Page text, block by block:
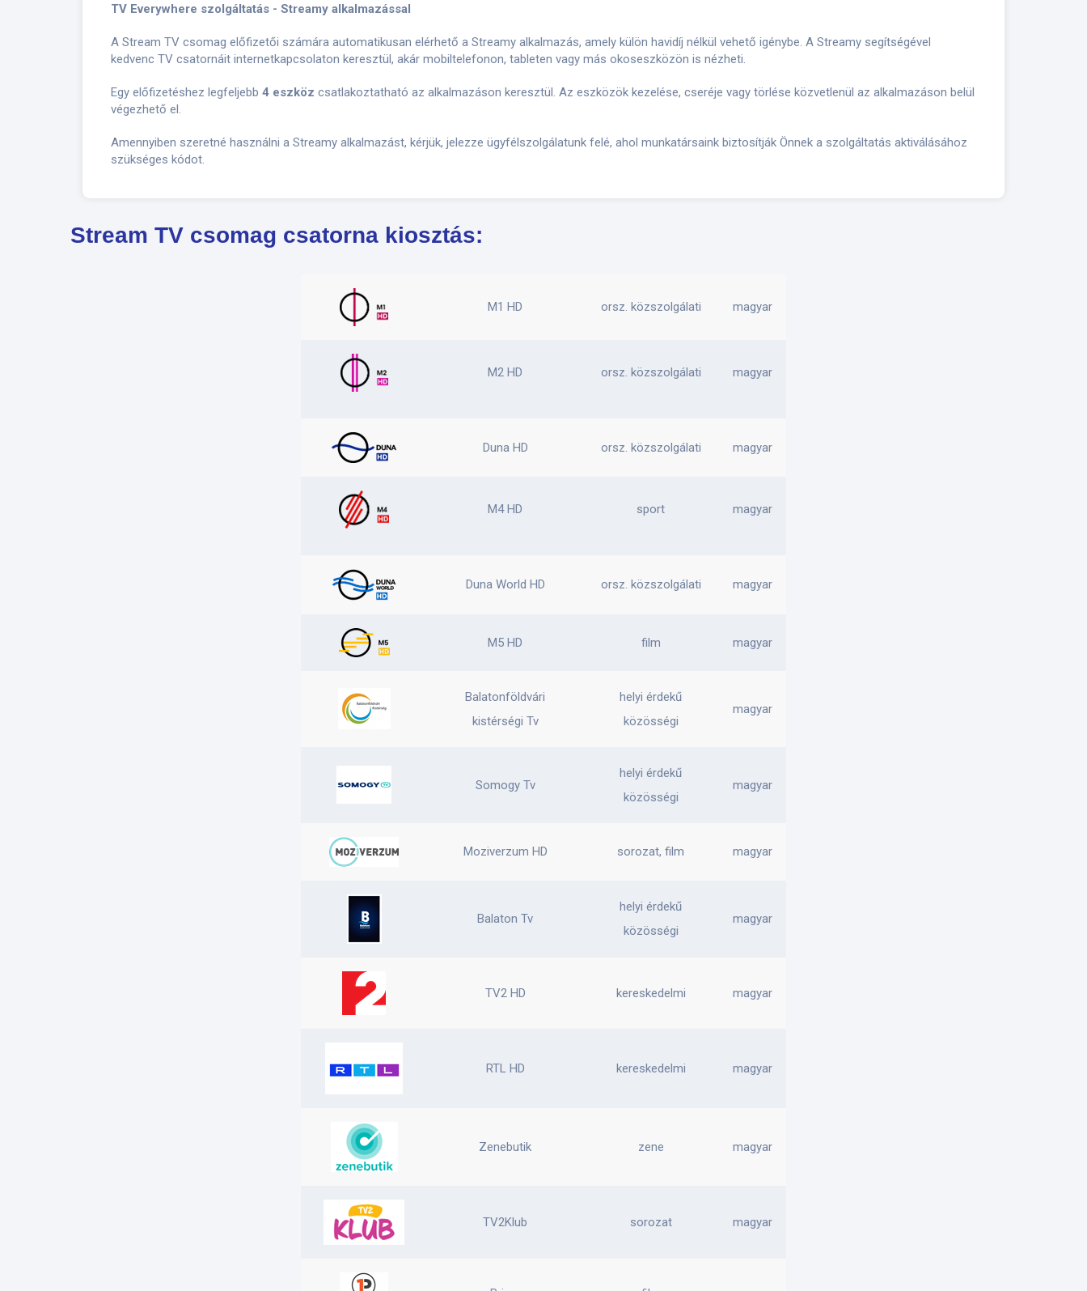
TV Everywhere szolgáltatás - Streamy alkalmazással
A Stream TV csomag előfizetői számára automatikusan elérhető a Streamy alkalmazás, amely külön havidíj nélkül vehető igénybe. A Streamy segítségével
kedvenc TV csatornáit internetkapcsolaton keresztül, akár mobiltelefonon, tableten vagy más okoseszközön is nézheti.
Egy előfizetéshez legfeljebb 4 eszköz csatlakoztatható az alkalmazáson keresztül. Az eszközök kezelése, cseréje vagy törlése közvetlenül az alkalmazáson belül
végezhető el.
Amennyiben szeretné használni a Streamy alkalmazást, kérjük, jelezze ügyfélszolgálatunk felé, ahol munkatársaink biztosítják Önnek a szolgáltatás aktiválásához
szükséges kódot.
Stream TV csomag csatorna kiosztás:
M1 HD orsz. közszolgálati magyar
M2 HD orsz. közszolgálati magyar
Duna HD orsz. közszolgálati magyar
M4 HD sport magyar
Duna World HD orsz. közszolgálati magyar
M5 HD film magyar
Balatonföldvári
kistérségi Tv
helyi érdekű
közösségi
magyar
Somogy Tv
helyi érdekű
közösségi
magyar
Moziverzum HD sorozat, film magyar
Balaton Tv
helyi érdekű
közösségi
magyar
TV2 HD kereskedelmi magyar
RTL HD kereskedelmi magyar
Zenebutik zene magyar
TV2Klub sorozat magyar